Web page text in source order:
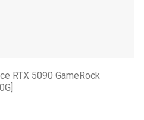
RTX 5090 GameRock